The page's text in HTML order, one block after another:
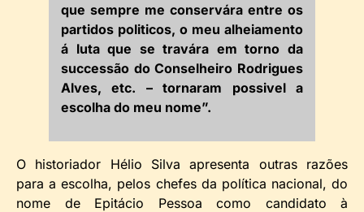
que sempre me conservára entre os
partidos politicos, o meu alheiamento
á luta que se travára em torno da
successão do Conselheiro Rodrigues
Alves, etc. – tornaram possivel a
escolha do meu nome”.
O historiador Hélio Silva apresenta outras razões
para a escolha, pelos chefes da política nacional, do
nome de Epitácio Pessoa como candidato à